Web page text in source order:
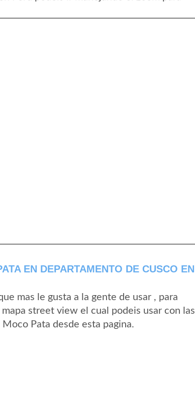
EN DEPARTAMENTO DE CUSCO EN
mas le gusta a la gente de usar , para
street view el cual podeis usar con las
Pata desde esta pagina.